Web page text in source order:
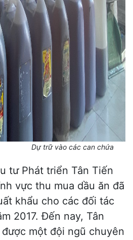
các can chứa
tư Phát triển Tân Tiến
vực thu mua dầu ăn đã
khẩu cho các đối tác
2017. Đến nay, Tân
một đội ngũ chuyên